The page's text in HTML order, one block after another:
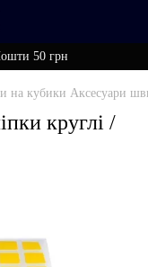
50 грн
на кубики Аксесуари
круглі /